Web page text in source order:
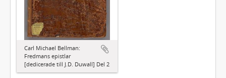
Carl Michael Bellman:
Fredmans epistlar
[dedicerade till J.D. Duwall] Del 2